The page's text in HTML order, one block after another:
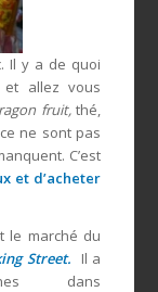
Il y a de quoi
allez vous
fruit,thé,
ne sont pas
C’est
et d’acheter
le marché du
Street.
Il a
dans